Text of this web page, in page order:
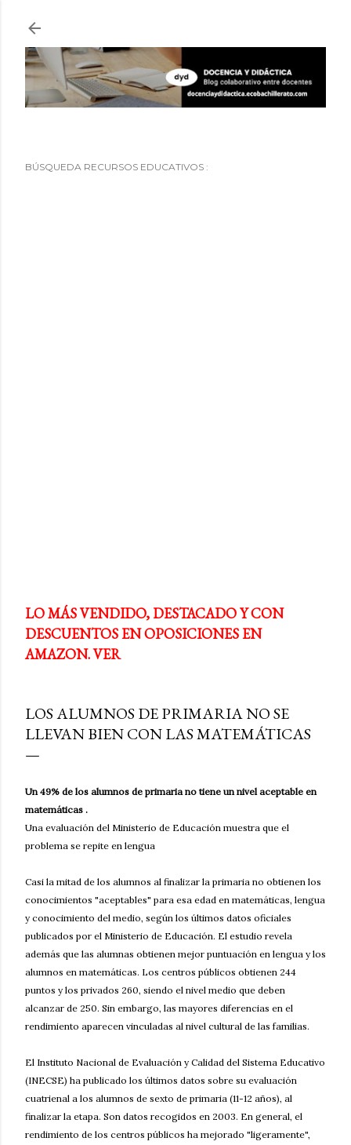
BÚSQUEDA RECURSOS EDUCATIVOS :
LO MÁS VENDIDO, DESTACADO Y CON
DESCUENTOS EN OPOSICIONES EN
AMAZON. VER
LOS ALUMNOS DE PRIMARIA NO SE
LLEVAN BIEN CON LAS MATEMÁTICAS
Un 49% de los alumnos de primaria no tiene un nivel aceptable en
matemáticas .
Una evaluación del Ministerio de Educación muestra que el
problema se repite en lengua
Casi la mitad de los alumnos al finalizar la primaria no obtienen los
conocimientos "aceptables" para esa edad en matemáticas, lengua
y conocimiento del medio, según los últimos datos oficiales
publicados por el Ministerio de Educación. El estudio revela
además que las alumnas obtienen mejor puntuación en lengua y los
alumnos en matemáticas. Los centros públicos obtienen 244
puntos y los privados 260, siendo el nivel medio que deben
alcanzar de 250. Sin embargo, las mayores diferencias en el
rendimiento aparecen vinculadas al nivel cultural de las familias.
El Instituto Nacional de Evaluación y Calidad del Sistema Educativo
(INECSE) ha publicado los últimos datos sobre su evaluación
cuatrienal a los alumnos de sexto de primaria (11-12 años), al
finalizar la etapa. Son datos recogidos en 2003. En general, el
rendimiento de los centros públicos ha mejorado "ligeramente",